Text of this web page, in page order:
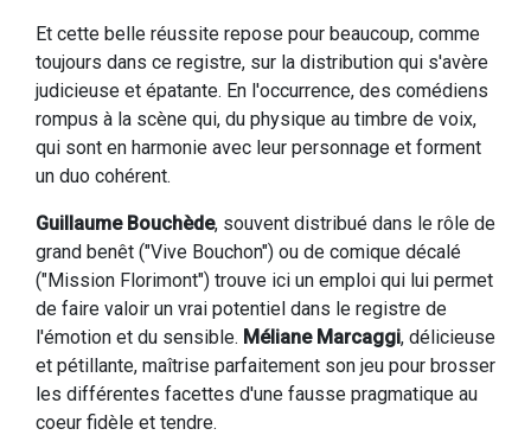
Et cette belle réussite repose pour beaucoup, comme
toujours dans ce registre, sur la distribution qui s'avère
judicieuse et épatante. En l'occurrence, des comédiens
rompus à la scène qui, du physique au timbre de voix,
qui sont en harmonie avec leur personnage et forment
un duo cohérent.
Guillaume Bouchède, souvent distribué dans le rôle de
grand benêt ("Vive Bouchon") ou de comique décalé
("Mission Florimont") trouve ici un emploi qui lui permet
de faire valoir un vrai potentiel dans le registre de
l'émotion et du sensible. Méliane Marcaggi, délicieuse
et pétillante, maîtrise parfaitement son jeu pour brosser
les différentes facettes d'une fausse pragmatique au
coeur fidèle et tendre.